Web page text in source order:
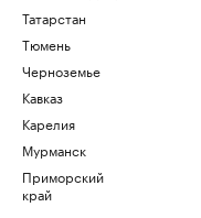
Татарстан
Тюмень
Черноземье
Кавказ
Карелия
Мурманск
Приморский
край